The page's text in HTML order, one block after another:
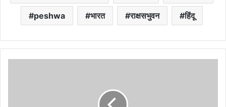
peshwa भारत राक्षसभुवन हिंदू